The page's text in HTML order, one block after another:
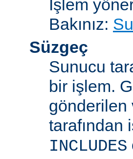
İşlem
Bakınız:
Süzgeç
Sunucu
bir işlem.
gönderilen
tarafından
INCLUDES